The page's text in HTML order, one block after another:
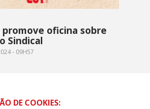
promove oficina sobre
Sindical
- 09H57
DE COOKIES: